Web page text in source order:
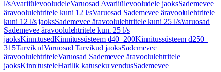
l/sAvariiülevooludeleVaruosad Avariiülevooludele jaoksSademevee
äravoolulehtritele kuni 12 l/sVaruosad Sademevee äravoolulehtritele
kuni 12 l/s jaoksSademevee äravoolulehtritele kuni 25 l/sVaruosad
Sademevee äravoolulehtritele kuni 25 l/s
jaoksKinnitusedKinnitussüsteem d40–200Kinnitussüsteem d250–
315TarvikudVaruosad Tarvikud jaoksSademevee
äravoolulehtriteleVaruosad Sademevee äravoolulehtritele
jaoksKinnitusteleHarilik katusekuivendusSademevee